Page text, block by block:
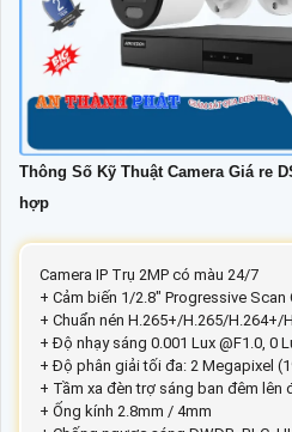
Thông Số Kỹ Thuật Camera Giá re
hợp
Camera IP Trụ 2MP có màu 24/7
+ Cảm biến 1/2.8" Progressive Scan
+ Chuẩn nén H.265+/H.265/H.264+/
+ Độ nhạy sáng 0.001 Lux @F1.0, 0
+ Độ phân giải tối đa: 2 Megapixel
+ Tầm xa đèn trợ sáng ban đêm lên
+ Ống kính 2.8mm / 4mm